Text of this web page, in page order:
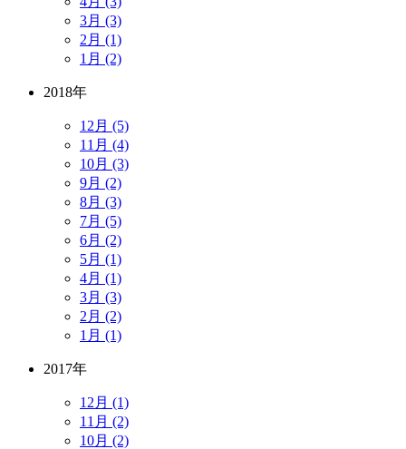
3月 (3)
2月 (1)
1月 (2)
2018年
12月 (5)
11月 (4)
10月 (3)
9月 (2)
8月 (3)
7月 (5)
6月 (2)
5月 (1)
4月 (1)
3月 (3)
2月 (2)
1月 (1)
2017年
12月 (1)
11月 (2)
10月 (2)